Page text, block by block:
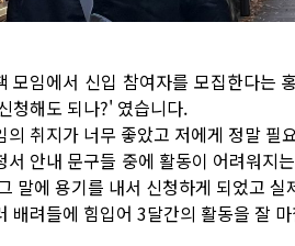
모임에서 신입 참여자를 모집한다는
청해도 되나?' 였습니다.
의 취지가 너무 좋았고 저에게 정말 필
서 안내 문구들 중에 활동이 어려워지
말에 용기를 내서 신청하게 되었고
배려들에 힘입어 3달간의 활동을 잘